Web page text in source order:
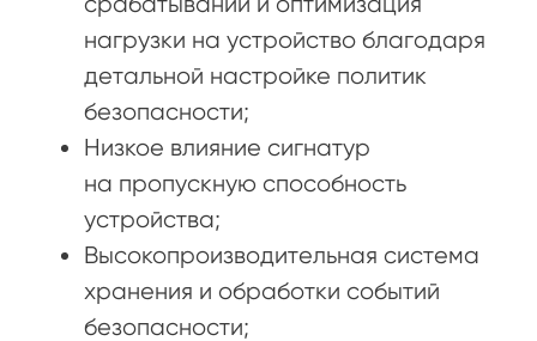
нагрузки на устройство благодаря
детальной настройке политик
безопасности;
Низкое влияние сигнатур
на пропускную способность
устройства;
Высокопроизводительная система
хранения и обработки событий
безопасности;